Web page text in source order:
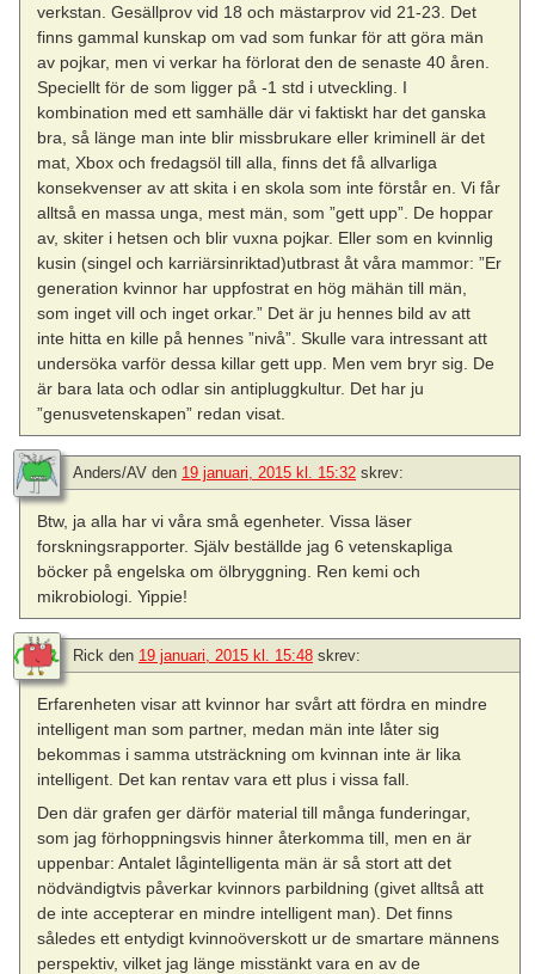
verkstan. Gesällprov vid 18 och mästarprov vid 21-23. Det
finns gammal kunskap om vad som funkar för att göra män
av pojkar, men vi verkar ha förlorat den de senaste 40 åren.
Speciellt för de som ligger på -1 std i utveckling. I
kombination med ett samhälle där vi faktiskt har det ganska
bra, så länge man inte blir missbrukare eller kriminell är det
mat, Xbox och fredagsöl till alla, finns det få allvarliga
konsekvenser av att skita i en skola som inte förstår en. Vi får
alltså en massa unga, mest män, som ”gett upp”. De hoppar
av, skiter i hetsen och blir vuxna pojkar. Eller som en kvinnlig
kusin (singel och karriärsinriktad)utbrast åt våra mammor: ”Er
generation kvinnor har uppfostrat en hög mähän till män,
som inget vill och inget orkar.” Det är ju hennes bild av att
inte hitta en kille på hennes ”nivå”. Skulle vara intressant att
undersöka varför dessa killar gett upp. Men vem bryr sig. De
är bara lata och odlar sin antipluggkultur. Det har ju
”genusvetenskapen” redan visat.
Anders/AV den 19 januari, 2015 kl. 15:32 skrev:
Btw, ja alla har vi våra små egenheter. Vissa läser
forskningsrapporter. Själv beställde jag 6 vetenskapliga
böcker på engelska om ölbryggning. Ren kemi och
mikrobiologi. Yippie!
Rick den 19 januari, 2015 kl. 15:48 skrev:
Erfarenheten visar att kvinnor har svårt att fördra en mindre
intelligent man som partner, medan män inte låter sig
bekommas i samma utsträckning om kvinnan inte är lika
intelligent. Det kan rentav vara ett plus i vissa fall.
Den där grafen ger därför material till många funderingar,
som jag förhoppningsvis hinner återkomma till, men en är
uppenbar: Antalet lågintelligenta män är så stort att det
nödvändigtvis påverkar kvinnors parbildning (givet alltså att
de inte accepterar en mindre intelligent man). Det finns
således ett entydigt kvinnoöverskott ur de smartare männens
perspektiv, vilket jag länge misstänkt vara en av de